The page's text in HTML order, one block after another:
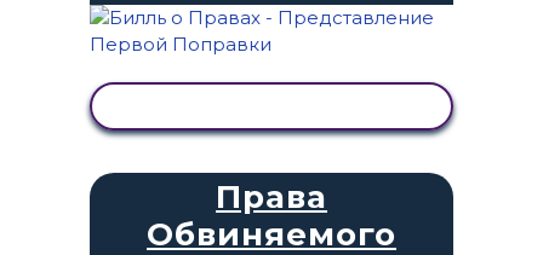
Права
Обвиняемого